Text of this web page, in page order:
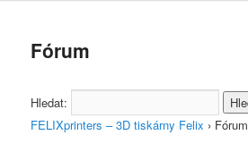
Fórum
Hledat:
FELIXprinters – 3D tiskárny Felix › Fórum